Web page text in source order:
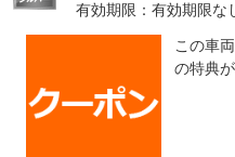
有効期限：有効期限な
この車
の特典が